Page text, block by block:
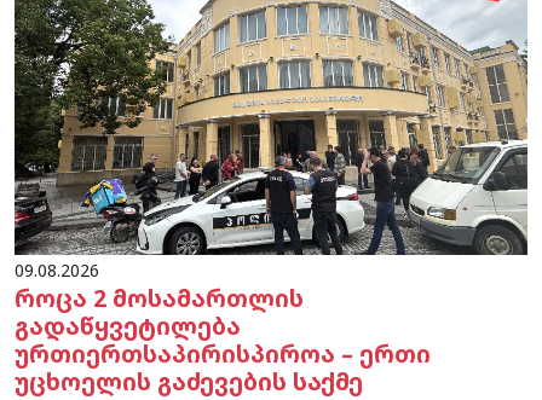
09.08.2026
როცა 2 მოსამართლის
გადაწყვეტილება
ურთიერთსაპირისპიროა – ერთი
უცხოელის გაძევების საქმე